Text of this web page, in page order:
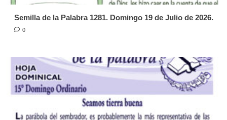
Semilla de la Palabra 1281. Domingo 19 de Julio de 2026.
0